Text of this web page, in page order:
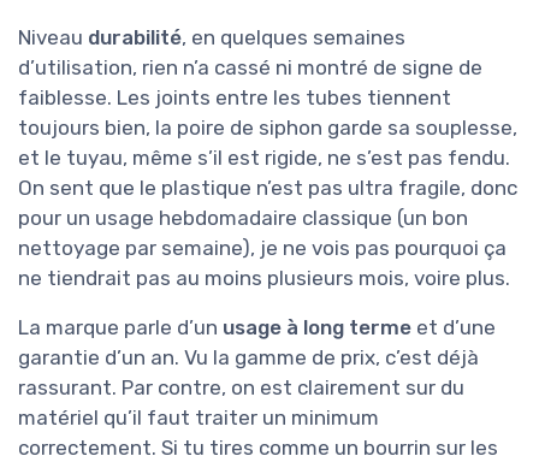
Niveau durabilité, en quelques semaines
d’utilisation, rien n’a cassé ni montré de signe de
faiblesse. Les joints entre les tubes tiennent
toujours bien, la poire de siphon garde sa souplesse,
et le tuyau, même s’il est rigide, ne s’est pas fendu.
On sent que le plastique n’est pas ultra fragile, donc
pour un usage hebdomadaire classique (un bon
nettoyage par semaine), je ne vois pas pourquoi ça
ne tiendrait pas au moins plusieurs mois, voire plus.
La marque parle d’un usage à long terme et d’une
garantie d’un an. Vu la gamme de prix, c’est déjà
rassurant. Par contre, on est clairement sur du
matériel qu’il faut traiter un minimum
correctement. Si tu tires comme un bourrin sur les